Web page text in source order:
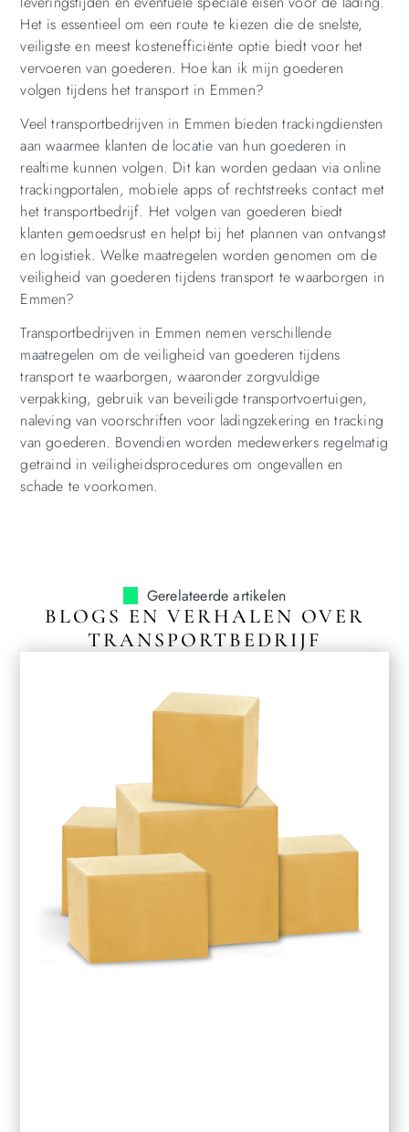
Het is essentieel om een route te kiezen die de snelste,
veiligste en meest kostenefficiënte optie biedt voor het
vervoeren van goederen. Hoe kan ik mijn goederen
volgen tijdens het transport in Emmen?
Veel transportbedrijven in Emmen bieden trackingdiensten
aan waarmee klanten de locatie van hun goederen in
realtime kunnen volgen. Dit kan worden gedaan via online
trackingportalen, mobiele apps of rechtstreeks contact met
het transportbedrijf. Het volgen van goederen biedt
klanten gemoedsrust en helpt bij het plannen van ontvangst
en logistiek. Welke maatregelen worden genomen om de
veiligheid van goederen tijdens transport te waarborgen in
Emmen?
Transportbedrijven in Emmen nemen verschillende
maatregelen om de veiligheid van goederen tijdens
transport te waarborgen, waaronder zorgvuldige
verpakking, gebruik van beveiligde transportvoertuigen,
naleving van voorschriften voor ladingzekering en tracking
van goederen. Bovendien worden medewerkers regelmatig
getraind in veiligheidsprocedures om ongevallen en
schade te voorkomen.
Gerelateerde artikelen
BLOGS EN VERHALEN OVER
TRANSPORTBEDRIJF